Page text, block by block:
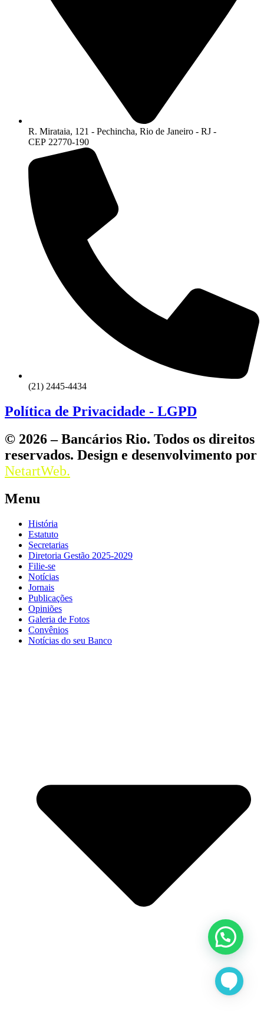
R. Mirataia, 121 - Pechincha, Rio de Janeiro - RJ -
CEP 22770-190
(21) 2445-4434
Política de Privacidade - LGPD
© 2026 – Bancários Rio. Todos os direitos
reservados. Design e desenvolvimento por
NetartWeb.
Menu
História
Estatuto
Secretarias
Diretoria Gestão 2025-2029
Filie-se
Notícias
Jornais
Publicações
Opiniões
Galeria de Fotos
Convênios
Notícias do seu Banco